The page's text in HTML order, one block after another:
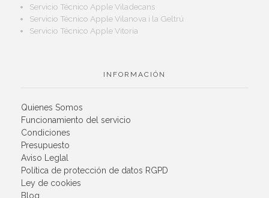
Servicio Técnico Apple Viladecans
Servicio Técnico Apple Vilanova i la Geltrú
Servicio Técnico Apple Vitoria
INFORMACIÓN
Quienes Somos
Funcionamiento del servicio
Condiciones
Presupuesto
Aviso Leglal
Política de protección de datos RGPD
Ley de cookies
Blog